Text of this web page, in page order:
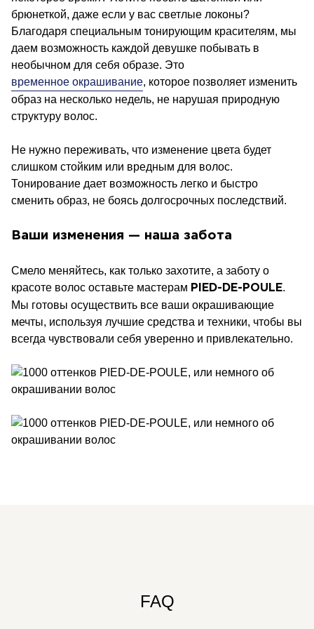
брюнеткой, даже если у вас светлые локоны?
Благодаря специальным тонирующим красителям, мы
даем возможность каждой девушке побывать в
необычном для себя образе. Это
временное окрашивание, которое позволяет изменить
образ на несколько недель, не нарушая природную
структуру волос.
Не нужно переживать, что изменение цвета будет
слишком стойким или вредным для волос.
Тонирование дает возможность легко и быстро
сменить образ, не боясь долгосрочных последствий.
Ваши изменения — наша забота
Смело меняйтесь, как только захотите, а заботу о
красоте волос оставьте мастерам PIED-DE-POULE.
Мы готовы осуществить все ваши окрашивающие
мечты, используя лучшие средства и техники, чтобы вы
всегда чувствовали себя уверенно и привлекательно.
FAQ